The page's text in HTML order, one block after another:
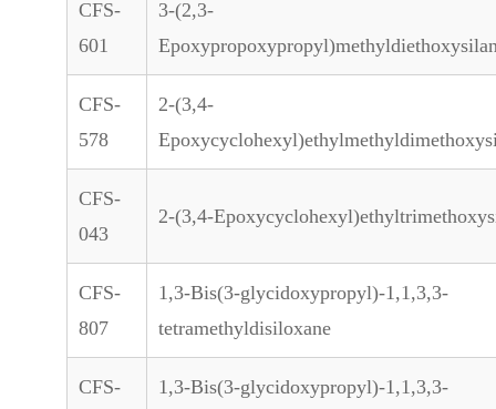
CFS-
601
3-(2,3-
CFS-
578
2-(3,4-
CFS-
043
2-(3,4-
CFS-
807
1,3-Bis(3-glycidoxypropyl)-1,1,3,3-
tetramethyldisiloxane
CFS-
1,3-Bis(3-glycidoxypropyl)-1,1,3,3-